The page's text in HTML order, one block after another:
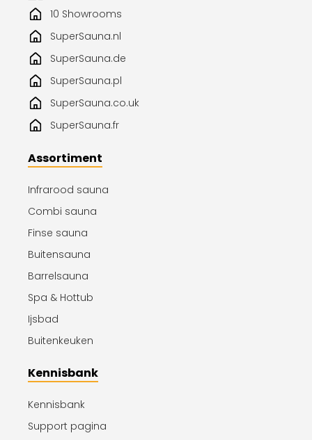
10 Showrooms
SuperSauna.nl
SuperSauna.de
SuperSauna.pl
SuperSauna.co.uk
SuperSauna.fr
Assortiment
Infrarood sauna
Combi sauna
Finse sauna
Buitensauna
Barrelsauna
Spa & Hottub
Ijsbad
Buitenkeuken
Kennisbank
Kennisbank
Support pagina